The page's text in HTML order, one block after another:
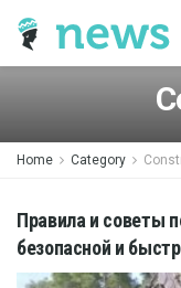
Home Category
Правила и советы
безопасной и